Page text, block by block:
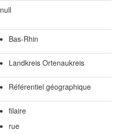
null
Bas-Rhin
Landkreis Ortenaukreis
Référentiel géographique
filaire
rue